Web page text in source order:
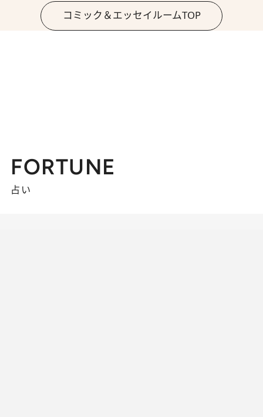
コミック＆エッセイルームTOP
FORTUNE
占い